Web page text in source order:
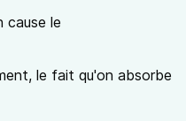
cause le
le fait qu'on absorbe